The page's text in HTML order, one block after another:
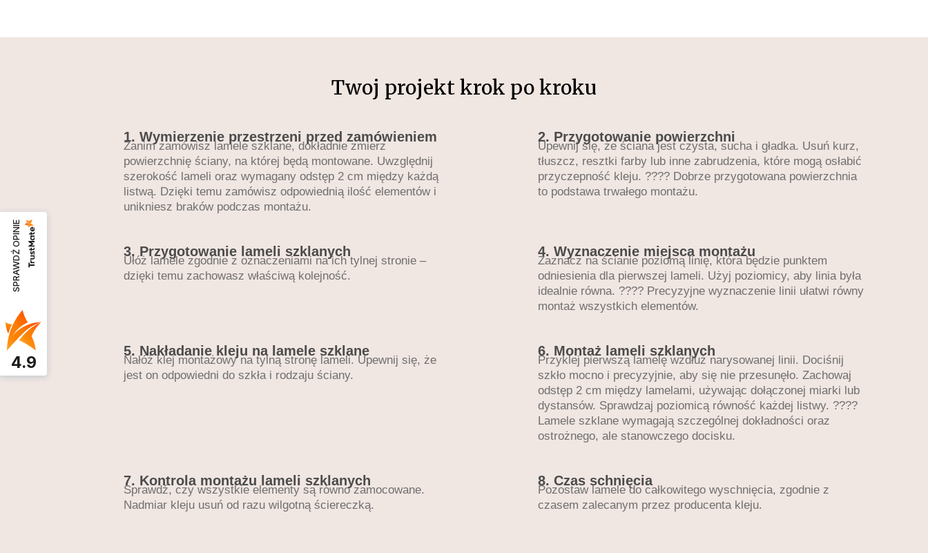
Twoj projekt krok po kroku
1. Wymierzenie przestrzeni przed zamówieniem
Zanim zamówisz lamele szklane, dokładnie zmierz
powierzchnię ściany, na której będą montowane. Uwzględnij
szerokość lameli oraz wymagany odstęp 2 cm między każdą
listwą. Dzięki temu zamówisz odpowiednią ilość elementów i
unikniesz braków podczas montażu.
2. Przygotowanie powierzchni
Upewnij się, że ściana jest czysta, sucha i gładka. Usuń kurz,
tłuszcz, resztki farby lub inne zabrudzenia, które mogą osłabić
przyczepność kleju. ???? Dobrze przygotowana powierzchnia
to podstawa trwałego montażu.
3. Przygotowanie lameli szklanych
Ułóż lamele zgodnie z oznaczeniami na ich tylnej stronie –
dzięki temu zachowasz właściwą kolejność.
4. Wyznaczenie miejsca montażu
Zaznacz na ścianie poziomą linię, która będzie punktem
odniesienia dla pierwszej lameli. Użyj poziomicy, aby linia była
idealnie równa. ???? Precyzyjne wyznaczenie linii ułatwi równy
montaż wszystkich elementów.
5. Nakładanie kleju na lamele szklane
Nałóż klej montażowy na tylną stronę lameli. Upewnij się, że
jest on odpowiedni do szkła i rodzaju ściany.
6. Montaż lameli szklanych
Przyklej pierwszą lamelę wzdłuż narysowanej linii. Dociśnij
szkło mocno i precyzyjnie, aby się nie przesunęło. Zachowaj
odstęp 2 cm między lamelami, używając dołączonej miarki lub
dystansów. Sprawdzaj poziomicą równość każdej listwy. ????
Lamele szklane wymagają szczególnej dokładności oraz
ostrożnego, ale stanowczego docisku.
7. Kontrola montażu lameli szklanych
Sprawdź, czy wszystkie elementy są równo zamocowane.
Nadmiar kleju usuń od razu wilgotną ściereczką.
8. Czas schnięcia
Pozostaw lamele do całkowitego wyschnięcia, zgodnie z
czasem zalecanym przez producenta kleju.
SPRAWDŹ OPINIE
4.9